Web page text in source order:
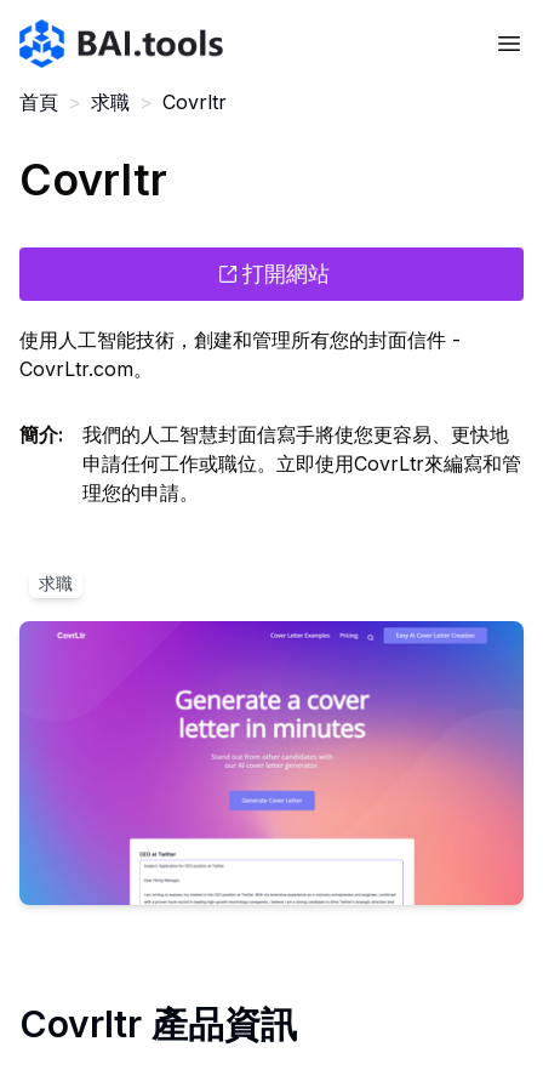
Bai.tools
首頁 > 求職 > Covrltr
Covrltr
打開網站
使用人工智能技術，創建和管理所有您的封面信件 -
CovrLtr.com。
簡介:
我們的人工智慧封面信寫手將使您更容易、更快地
申請任何工作或職位。立即使用CovrLtr來編寫和管
理您的申請。
求職
Covrltr 產品資訊